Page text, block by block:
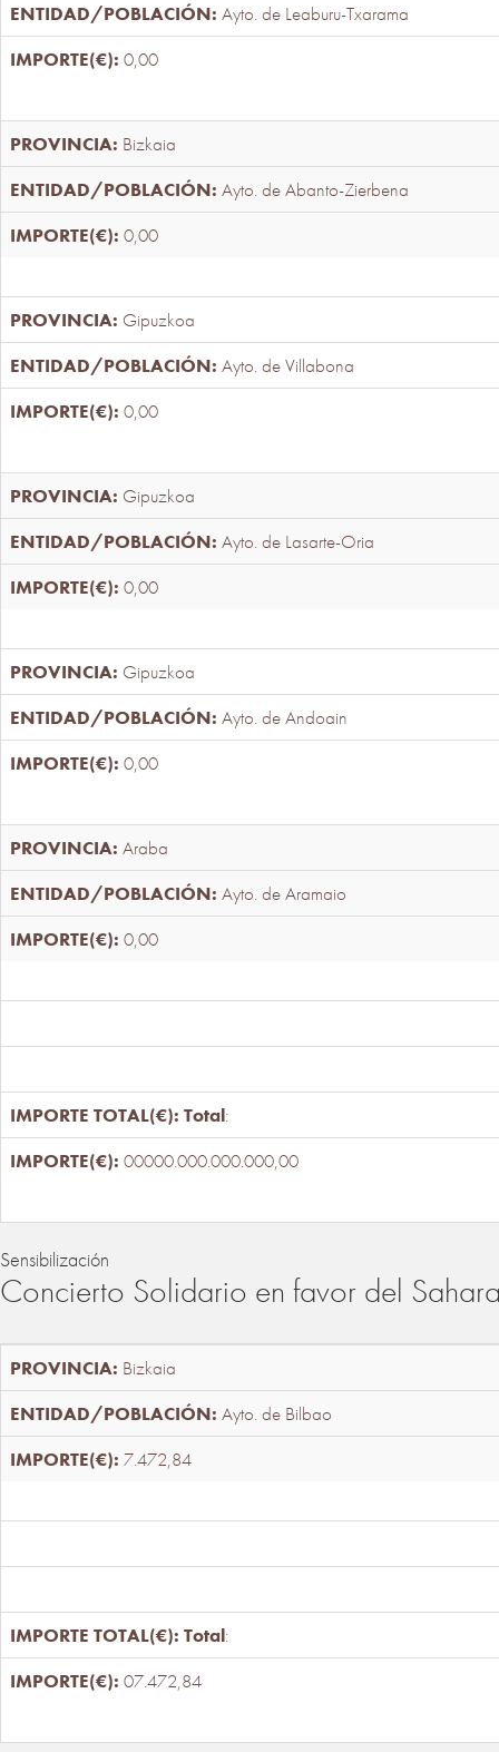
Ayto. de Leaburu-Txarama
0,00
Bizkaia
Ayto. de Abanto-Zierbena
0,00
Gipuzkoa
Ayto. de Villabona
0,00
Gipuzkoa
Ayto. de Lasarte-Oria
0,00
Gipuzkoa
Ayto. de Andoain
0,00
Araba
Ayto. de Aramaio
0,00
Total:
00000.000.000.000,00
Sensibilización
Concierto Solidario en favor del
Bizkaia
Ayto. de Bilbao
7.472,84
Total:
07.472,84